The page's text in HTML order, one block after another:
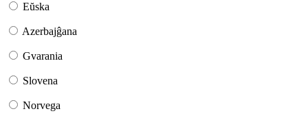
Eŭska
Azerbajĝana
Gvarania
Slovena
Norvega